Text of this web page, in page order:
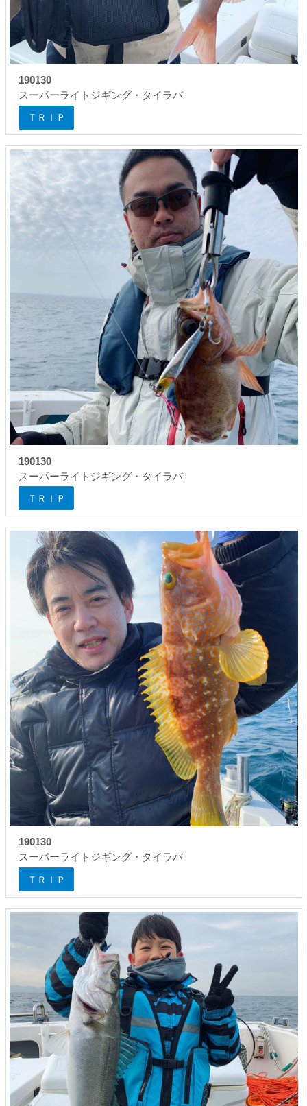
190130
スーパーライトジギング・タイラバ
ＴＲＩＰ
190130
スーパーライトジギング・タイラバ
ＴＲＩＰ
190130
スーパーライトジギング・タイラバ
ＴＲＩＰ